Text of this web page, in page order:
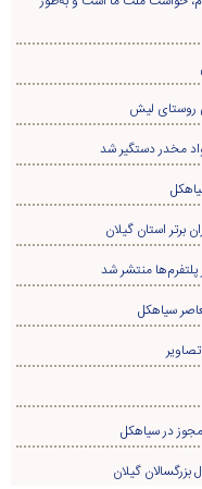
پربحث ترین
مسئولین + تصاویر
گردشگری و صنایع‌دستی
خواست ملّت ما است و به‌طور